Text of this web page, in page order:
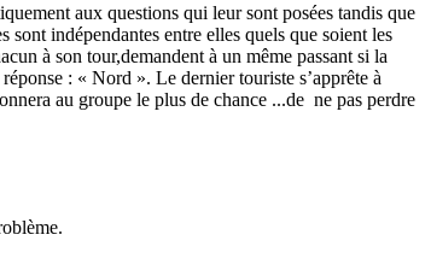
aux questions qui leur sont posées tandis que
sont indépendantes entre elles quels que soient les
à son tour,demandent à un même passant si la
: « Nord ». Le dernier touriste s’apprête à
au groupe le plus de chance ...de ne pas perdre